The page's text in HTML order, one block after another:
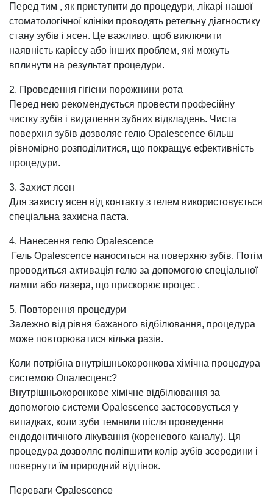
Перед тим , як приступити до процедури, лікарі нашої
стоматологічної клініки проводять ретельну діагностику
стану зубів і ясен. Це важливо, щоб виключити
наявність карієсу або інших проблем, які можуть
вплинути на результат процедури.
2. Проведення гігієни порожнини рота
Перед нею рекомендується провести професійну
чистку зубів і видалення зубних відкладень. Чиста
поверхня зубів дозволяє гелю Opalescence більш
рівномірно розподілитися, що покращує ефективність
процедури.
3. Захист ясен
Для захисту ясен від контакту з гелем використовується
спеціальна захисна паста.
4. Нанесення гелю Opalescence
Гель Opalescence наноситься на поверхню зубів. Потім
проводиться активація гелю за допомогою спеціальної
лампи або лазера, що прискорює процес .
5. Повторення процедури
Залежно від рівня бажаного відбілювання, процедура
може повторюватися кілька разів.
Коли потрібна внутрішньокоронкова хімічна процедура
системою Опалесценс?
Внутрішньокоронкове хімічне відбілювання за
допомогою системи Opalescence застосовується у
випадках, коли зуби темнили після проведення
ендодонтичного лікування (кореневого каналу). Ця
процедура дозволяє поліпшити колір зубів зсередини і
повернути їм природний відтінок.
Переваги Opalescence